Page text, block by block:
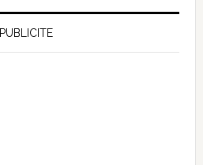
PUBLICITE